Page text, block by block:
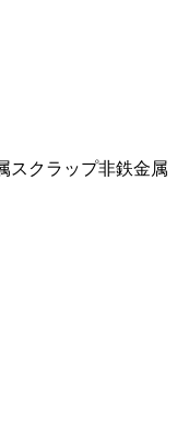
スクラップ非鉄金属